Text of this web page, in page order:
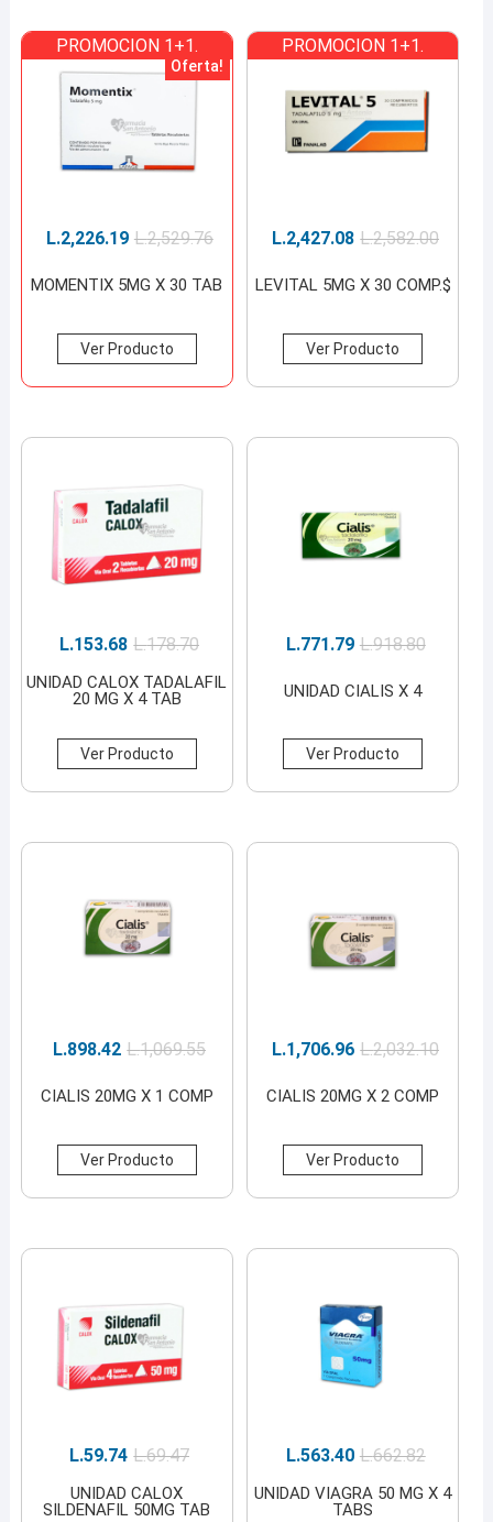
Oferta!
PROMOCION 1+1.
L.2,529.76
L.2,226.19
MOMENTIX 5MG X 30 TAB
Ver Producto
PROMOCION 1+1.
L.2,582.00
L.2,427.08
LEVITAL 5MG X 30 COMP.$
Ver Producto
L.178.70
L.153.68
UNIDAD CALOX TADALAFIL
20 MG X 4 TAB
Ver Producto
L.918.80
L.771.79
UNIDAD CIALIS X 4
Ver Producto
L.1,069.55
L.898.42
CIALIS 20MG X 1 COMP
Ver Producto
L.2,032.10
L.1,706.96
CIALIS 20MG X 2 COMP
Ver Producto
L.69.47
L.59.74
UNIDAD CALOX
SILDENAFIL 50MG TAB
L.662.82
L.563.40
UNIDAD VIAGRA 50 MG X 4
TABS